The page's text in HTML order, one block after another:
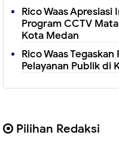
Rico Waas
Program CCTV
Kota Medan
Rico Waas
Pelayanan Publik di
Pilihan Redaksi